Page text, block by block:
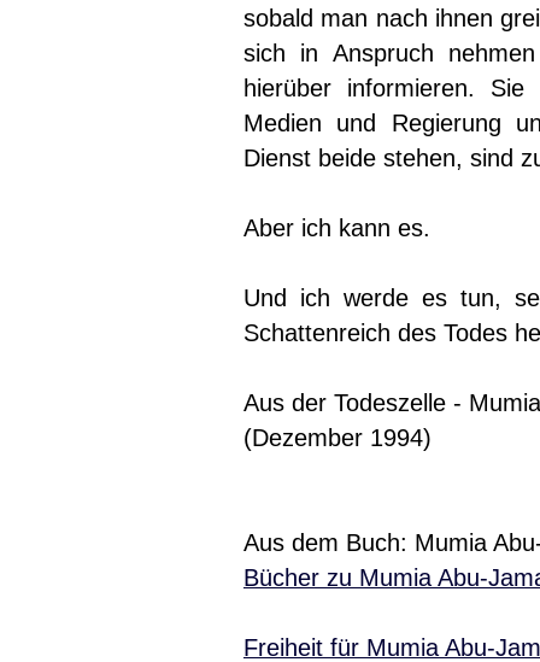
sobald man nach ihnen
sich in Anspruch
hierüber informieren.
Medien und Regierung
Dienst beide stehen, sind
Aber ich kann es.
Und ich werde es tun,
Schattenreich des Todes
Aus der Todeszelle -
(Dezember 1994)
Aus dem Buch: Mumia
Bücher zu Mumia Abu-
Freiheit für Mumia Abu-